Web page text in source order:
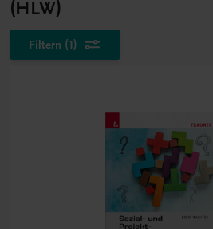
(HLW)
Filtern (1)